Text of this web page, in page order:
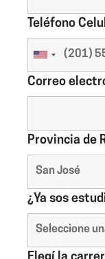
Teléfono
Correo
Provincia de
¿Ya sos